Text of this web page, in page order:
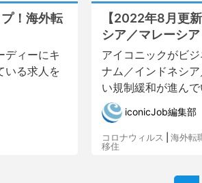
！海外転
ディーにキ
いる求人を
【2022年8月更
シア／マレーシ
アイコニックがビ
ナム／インドネシ
い規制緩和が進ん
iconicJob編集部
コロナウィルス 海外転
移住